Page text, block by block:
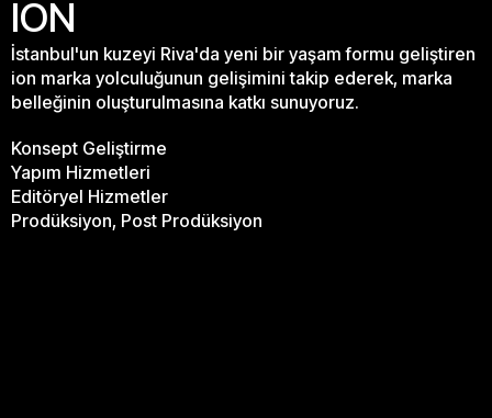
ION
İstanbul'un kuzeyi Riva'da yeni bir yaşam formu geliştiren
ion marka yolculuğunun gelişimini takip ederek, marka
belleğinin oluşturulmasına katkı sunuyoruz.
Konsept Geliştirme
Yapım Hizmetleri
Editöryel Hizmetler
Prodüksiyon, Post Prodüksiyon